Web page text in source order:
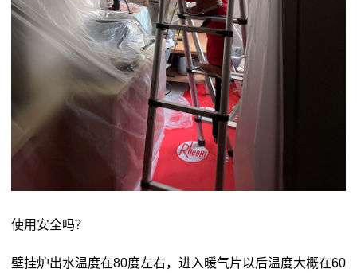
使用安全吗？
壁挂炉出水温度在80度左右，进入暖气片以后温度大概在60